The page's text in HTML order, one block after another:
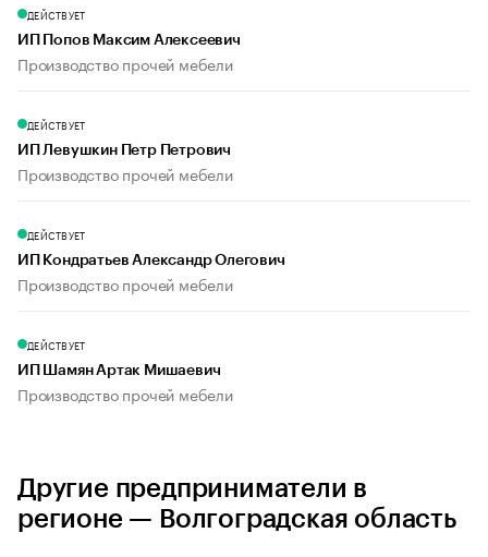
ДЕЙСТВУЕТ
ИП Попов Максим Алексеевич
Производство прочей мебели
ДЕЙСТВУЕТ
ИП Левушкин Петр Петрович
Производство прочей мебели
ДЕЙСТВУЕТ
ИП Кондратьев Александр Олегович
Производство прочей мебели
ДЕЙСТВУЕТ
ИП Шамян Артак Мишаевич
Производство прочей мебели
Другие предприниматели в
регионе — Волгоградская область